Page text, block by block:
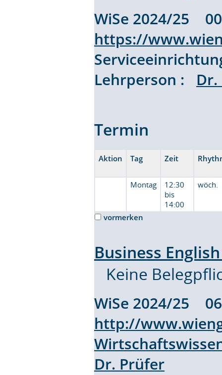
WiSe 2024/25
https://
Lehrperson :
Termin
Aktion Tag Zeit
Montag
12:30
bis
14:00
wöch.
vormerken
Business
Keine
WiSe 2024/25
http://
Dr. Prüfer